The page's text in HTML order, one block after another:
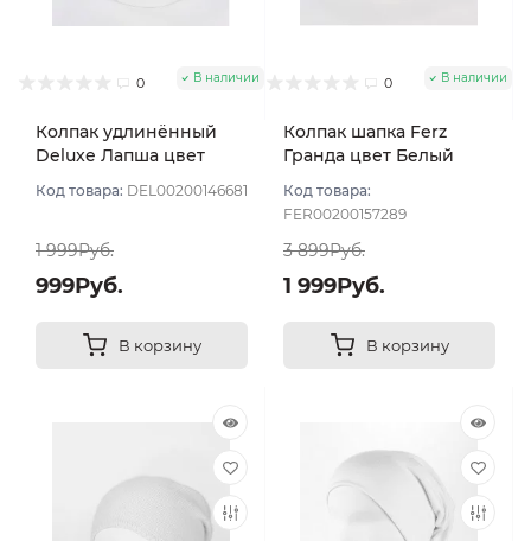
0 В наличии
Колпак удлинённый
Deluxe Лапша цвет
Код товара: DEL00200146681
1 999Руб.
999Руб.
В корзину
0 В наличии
Колпак шапка Ferz
Гранда цвет Белый
Код товара:
FER00200157289
3 899Руб.
1 999Руб.
В корзину